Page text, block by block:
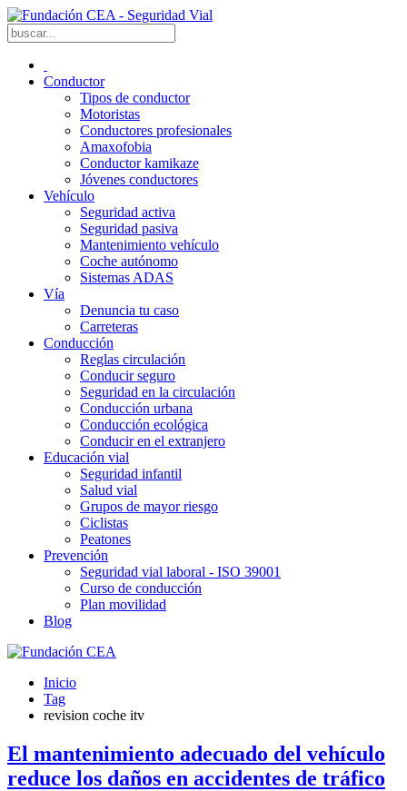
Conductor
Tipos de conductor
Motoristas
Conductores profesionales
Amaxofobia
Conductor kamikaze
Jóvenes conductores
Vehículo
Seguridad activa
Seguridad pasiva
Mantenimiento vehículo
Coche autónomo
Sistemas ADAS
Vía
Denuncia tu caso
Carreteras
Conducción
Reglas circulación
Conducir seguro
Seguridad en la circulación
Conducción urbana
Conducción ecológica
Conducir en el extranjero
Educación vial
Seguridad infantil
Salud vial
Grupos de mayor riesgo
Ciclistas
Peatones
Prevención
Seguridad vial laboral - ISO 39001
Curso de conducción
Plan movilidad
Blog
Inicio
Tag
revision coche itv
El mantenimiento adecuado del vehículo
reduce los daños en accidentes de tráfico